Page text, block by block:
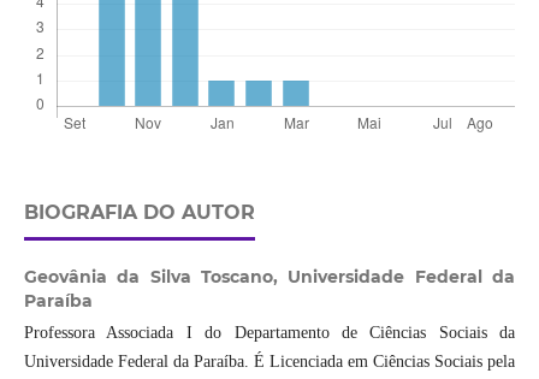
BIOGRAFIA DO AUTOR
Geovânia da Silva Toscano, Universidade Federal da
Paraíba
Professora Associada I do Departamento de Ciências Sociais da
Universidade Federal da Paraíba. É Licenciada em Ciências Sociais pela